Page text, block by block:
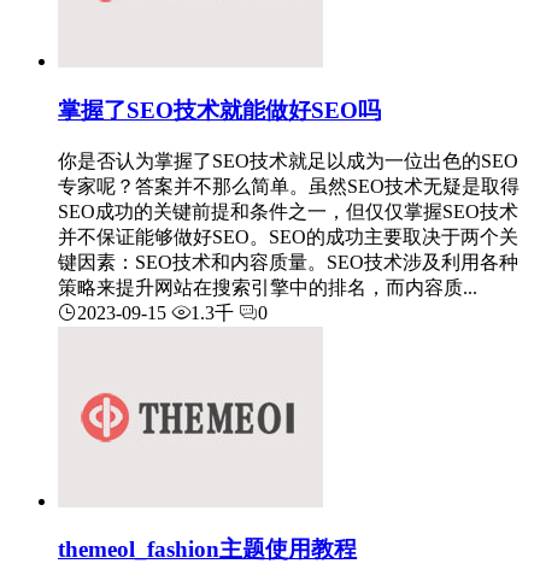
掌握了SEO技术就能做好SEO吗
你是否认为掌握了SEO技术就足以成为一位出色的SEO
专家呢？答案并不那么简单。虽然SEO技术无疑是取得
SEO成功的关键前提和条件之一，但仅仅掌握SEO技术
并不保证能够做好SEO。SEO的成功主要取决于两个关
键因素：SEO技术和内容质量。SEO技术涉及利用各种
策略来提升网站在搜索引擎中的排名，而内容质...
2023-09-15
1.3千 0
themeol_fashion主题使用教程